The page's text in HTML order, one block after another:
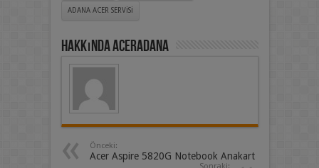
ADANA ACER SERVISI
Hakkında aceradana
Önceki:
Acer Aspire 5820G Notebook Anakart
Sonraki: